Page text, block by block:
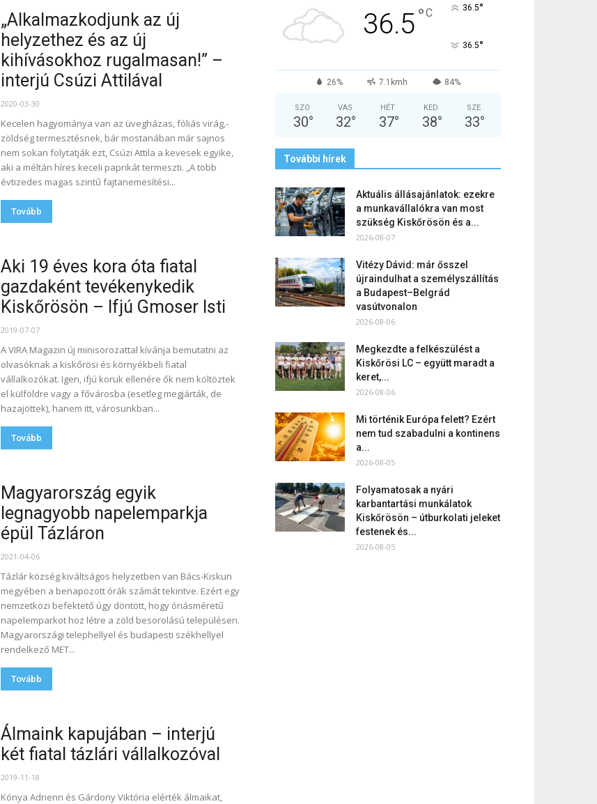
„Alkalmazkodjunk az új
helyzethez és az új
kihívásokhoz rugalmasan!” –
interjú Csúzi Attilával
2020-03-30
Kecelen hagyománya van az üvegházas, fóliás virág,-
zöldség termesztésnek, bár mostanában már sajnos
nem sokan folytatják ezt, Csúzi Attila a kevesek egyike,
aki a méltán híres keceli paprikát termeszti. „A több
évtizedes magas szintű fajtanemesítési...
Tovább
Aki 19 éves kora óta fiatal
gazdaként tevékenykedik
Kiskőrösön – Ifjú Gmoser Isti
2019-07-07
A VIRA Magazin új minisorozattal kívánja bemutatni az
olvasóknak a kiskőrösi és környékbeli fiatal
vállalkozókat. Igen, ifjú koruk ellenére ők nem költöztek
el külföldre vagy a fővárosba (esetleg megjárták, de
hazajöttek), hanem itt, városunkban...
Tovább
Magyarország egyik
legnagyobb napelemparkja
épül Tázláron
2021-04-06
Tázlár község kiváltságos helyzetben van Bács-Kiskun
megyében a benapozott órák számát tekintve. Ezért egy
nemzetközi befektető úgy döntött, hogy óriásméretű
napelemparkot hoz létre a zöld besorolású településen.
Magyarországi telephellyel és budapesti székhellyel
rendelkező MET...
Tovább
Álmaink kapujában – interjú
két fiatal tázlári vállalkozóval
2019-11-18
Kónya Adrienn és Gárdony Viktória elérték álmaikat,
36.5°C 36.5°
36.5°
26% 7.1kmh 84%
SZO
30°
VAS
32°
HÉT
37°
KED
38°
SZE
33°
További hírek
Aktuális állásajánlatok: ezekre
a munkavállalókra van most
szükség Kiskőrösön és a...
2026-08-07
Vitézy Dávid: már ősszel
újraindulhat a személyszállítás
a Budapest–Belgrád
vasútvonalon
2026-08-06
Megkezdte a felkészülést a
Kiskőrösi LC – együtt maradt a
keret,...
2026-08-06
Mi történik Európa felett? Ezért
nem tud szabadulni a kontinens
a...
2026-08-05
Folyamatosak a nyári
karbantartási munkálatok
Kiskőrösön – útburkolati jeleket
festenek és...
2026-08-05